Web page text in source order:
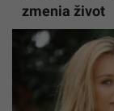
zmenia život